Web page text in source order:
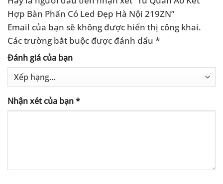
Hợp Bàn Phấn Có Led Đẹp Hà Nội 219ZN”
Email của bạn sẽ không được hiển thị công khai.
Các trường bắt buộc được đánh dấu *
Đánh giá của bạn
Nhận xét của bạn*